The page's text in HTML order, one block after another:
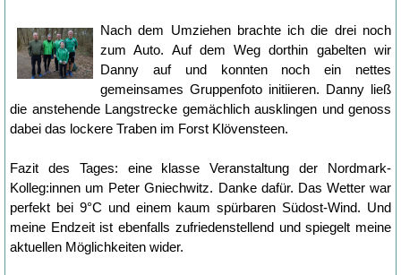
Nach dem Umziehen brachte ich die drei noch
zum Auto. Auf dem Weg dorthin gabelten wir
Danny auf und konnten noch ein nettes
gemeinsames Gruppenfoto initiieren. Danny ließ
die anstehende Langstrecke gemächlich ausklingen und genoss
dabei das lockere Traben im Forst Klövensteen.
Fazit des Tages: eine klasse Veranstaltung der Nordmark-
Kolleg:innen um Peter Gniechwitz. Danke dafür. Das Wetter war
perfekt bei 9°C und einem kaum spürbaren Südost-Wind. Und
meine Endzeit ist ebenfalls zufriedenstellend und spiegelt meine
aktuellen Möglichkeiten wider.